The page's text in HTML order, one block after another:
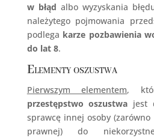
w błąd albo wyzyskania
należytego pojmowania
podlega karze pozbawienia
do lat 8.
Elementy oszustwa
Pierwszym elementem,
przestępstwo oszustwa jest
sprawcę innej osoby (zarówno
prawnej) do